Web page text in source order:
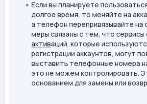
Если вы планируете
долгое время, то меняйте на
а телефон перепривязывайте на
меры связаны с тем, что сервисы
активаций, которые
регистрации аккаунтов, могут
выставить телефонные номера
это не можем контролировать.
основанием для замены или